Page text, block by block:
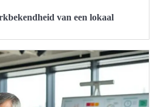
van een lokaal